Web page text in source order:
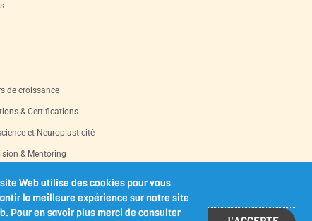
de croissance
& Certifications
et Neuroplasticité
& Mentoring
outils imprimables
Web utilise des cookies pour vous
la meilleure expérience sur notre site
Pour en savoir plus merci de consulter